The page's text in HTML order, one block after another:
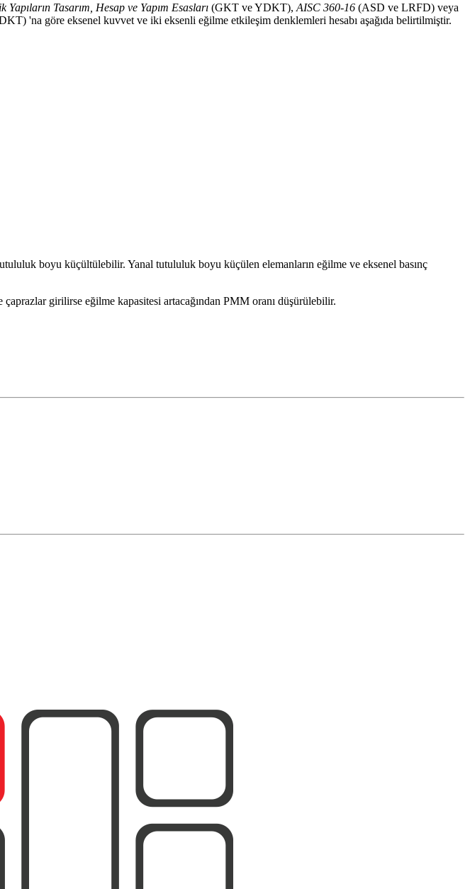
Yapıların Tasarım, Hesap ve Yapım Esasları (GKT ve YDKT), AISC 360-16 (ASD ve LRFD) veya
'na göre eksenel kuvvet ve iki eksenli eğilme etkileşim denklemleri hesabı aşağıda belirtilmiştir.
boyu küçültülebilir. Yanal tutululuk boyu küçülen elemanların eğilme ve eksenel basınç
girilirse eğilme kapasitesi artacağından PMM oranı düşürülebilir.